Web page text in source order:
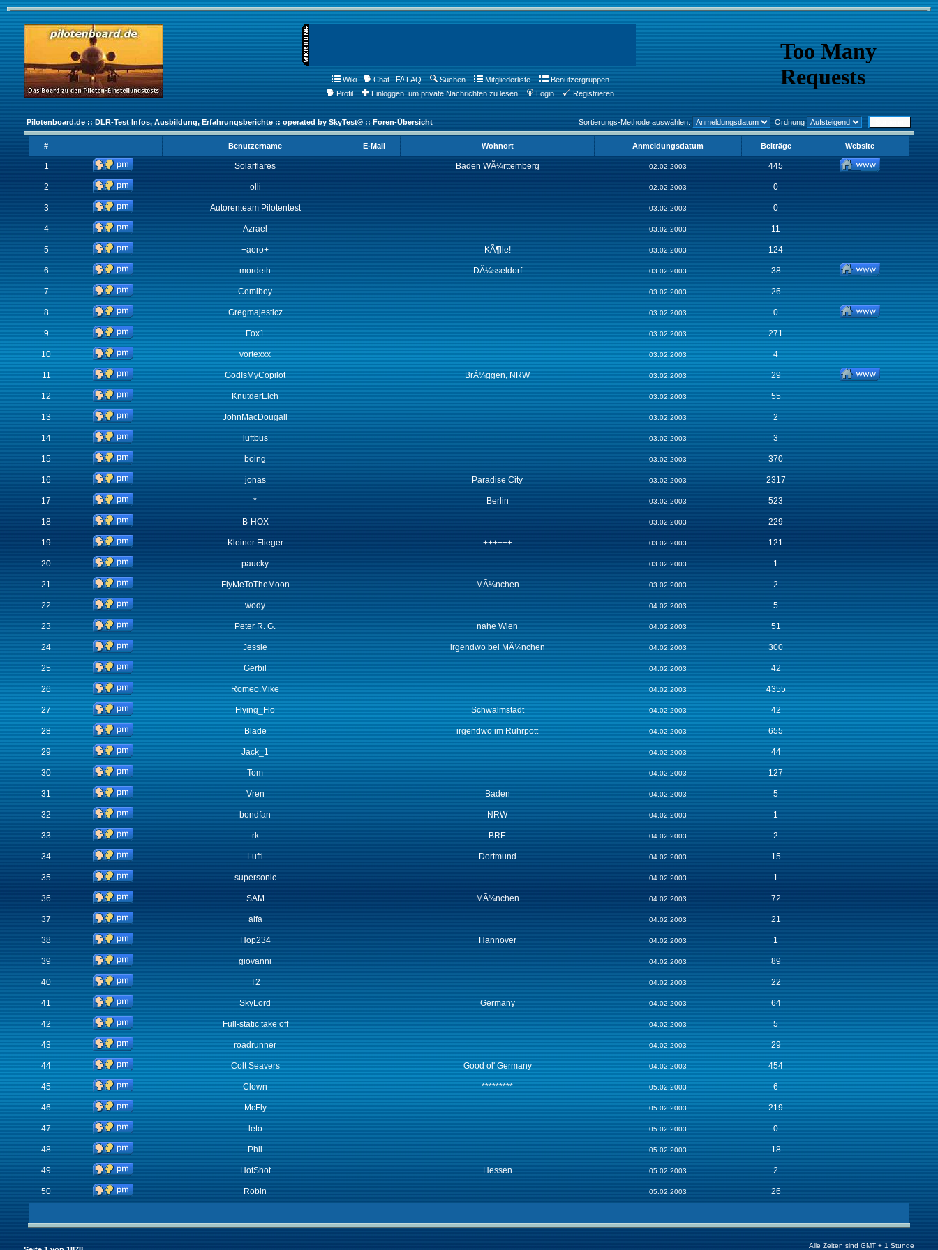
Wiki Chat FAQ Suchen Mitgliederliste
Benutzergruppen
Profil
Einloggen, um private Nachrichten zu lesen Login Registrieren
Pilotenboard.de :: DLR-Test Infos, Ausbildung, Erfahrungsberichte :: operated by SkyTest® :: Foren-Übersicht Sortierungs-Methode auswählen: Ordnung
# Benutzername E-Mail Wohnort Anmeldungsdatum Beiträge Website
1 Solarflares Baden WÃ¼rttemberg 02.02.2003 445
2 olli 02.02.2003 0
3 Autorenteam Pilotentest 03.02.2003 0
4 Azrael 03.02.2003 11
5 +aero+ KÃ¶lle! 03.02.2003 124
6 mordeth DÃ¼sseldorf 03.02.2003 38
7 Cemiboy 03.02.2003 26
8 Gregmajesticz 03.02.2003 0
9 Fox1 03.02.2003 271
10 vortexxx 03.02.2003 4
11 GodIsMyCopilot BrÃ¼ggen, NRW 03.02.2003 29
12 KnutderElch 03.02.2003 55
13 JohnMacDougall 03.02.2003 2
14 luftbus 03.02.2003 3
15 boing 03.02.2003 370
16 jonas Paradise City 03.02.2003 2317
17 * Berlin 03.02.2003 523
18 B-HOX 03.02.2003 229
19 Kleiner Flieger ++++++ 03.02.2003 121
20 paucky 03.02.2003 1
21 FlyMeToTheMoon MÃ¼nchen 03.02.2003 2
22 wody 04.02.2003 5
23 Peter R. G. nahe Wien 04.02.2003 51
24 Jessie irgendwo bei MÃ¼nchen 04.02.2003 300
25 Gerbil 04.02.2003 42
26 Romeo.Mike 04.02.2003 4355
27 Flying_Flo Schwalmstadt 04.02.2003 42
28 Blade irgendwo im Ruhrpott 04.02.2003 655
29 Jack_1 04.02.2003 44
30 Tom 04.02.2003 127
31 Vren Baden 04.02.2003 5
32 bondfan NRW 04.02.2003 1
33 rk BRE 04.02.2003 2
34 Lufti Dortmund 04.02.2003 15
35 supersonic 04.02.2003 1
36 SAM MÃ¼nchen 04.02.2003 72
37 alfa 04.02.2003 21
38 Hop234 Hannover 04.02.2003 1
39 giovanni 04.02.2003 89
40 T2 04.02.2003 22
41 SkyLord Germany 04.02.2003 64
42 Full-static take off 04.02.2003 5
43 roadrunner 04.02.2003 29
44 Colt Seavers Good ol' Germany 04.02.2003 454
45 Clown ********* 05.02.2003 6
46 McFly 05.02.2003 219
47 leto 05.02.2003 0
48 Phil 05.02.2003 18
49 HotShot Hessen 05.02.2003 2
50 Robin 05.02.2003 26
Alle Zeiten sind GMT + 1 Stunde